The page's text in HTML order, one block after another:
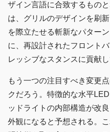
ザイン言語に合致するもの
は、グリルのデザインを刷
を際立たせる斬新なパター
に、再設計されたフロント
レッシブなスタンスに貢献し
もう一つの注目すべき変更
クだろう。特徴的な水平
ッドライトの内部構造が改
外観になると予想される。